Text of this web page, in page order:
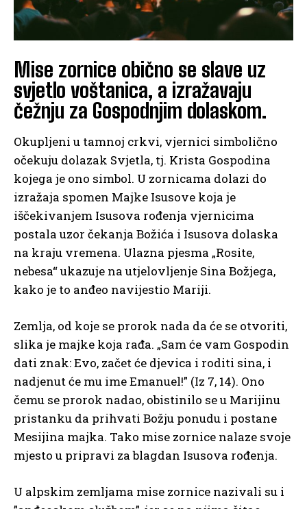
Mise zornice obično se slave uz
svjetlo voštanica, a izražavaju
čežnju za Gospodnjim dolaskom.
Okupljeni u tamnoj crkvi, vjernici simbolično
očekuju dolazak Svjetla, tj. Krista Gospodina
kojega je ono simbol. U zornicama dolazi do
izražaja spomen Majke Isusove koja je
iščekivanjem Isusova rođenja vjernicima
postala uzor čekanja Božića i Isusova dolaska
na kraju vremena. Ulazna pjesma „Rosite,
nebesa“ ukazuje na utjelovljenje Sina Božjega,
kako je to anđeo navijestio Mariji.
Zemlja, od koje se prorok nada da će se otvoriti,
slika je majke koja rađa. „Sam će vam Gospodin
dati znak: Evo, začet će djevica i roditi sina, i
nadjenut će mu ime Emanuel!” (Iz 7, 14). Ono
čemu se prorok nadao, obistinilo se u Marijinu
pristanku da prihvati Božju ponudu i postane
Mesijina majka. Tako mise zornice nalaze svoje
mjesto u pripravi za blagdan Isusova rođenja.
U alpskim zemljama mise zornice nazivali su i